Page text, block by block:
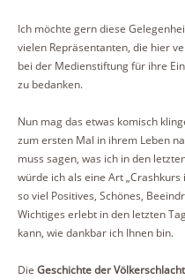
Ich möchte gern diese
vielen Repräsentanten, die hier
bei der Medienstiftung für ihre
zu bedanken.
Nun mag das etwas komisch
zum ersten Mal in ihrem Leben
muss sagen, was ich in den
würde ich als eine Art „Crashkurs
so viel Positives, Schönes,
Wichtiges erlebt in den letzten
kann, wie dankbar ich Ihnen bin.
Die Geschichte der Völkerschlacht